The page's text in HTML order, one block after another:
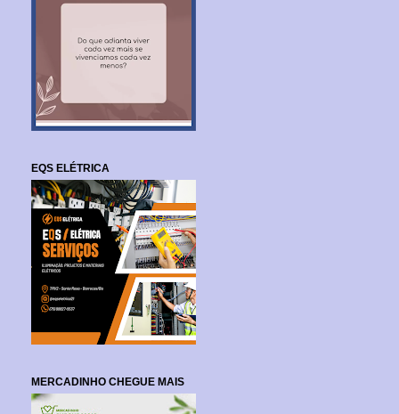
EQS ELÉTRICA
MERCADINHO CHEGUE MAIS